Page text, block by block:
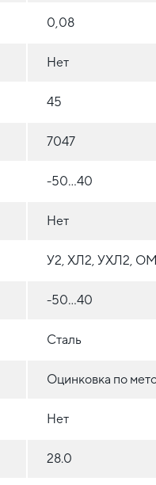
0,08
Нет
45
7047
-50...40
Нет
У2, ХЛ2, УХЛ2,
-50...40
Сталь
Оцинковка по
Нет
28.0